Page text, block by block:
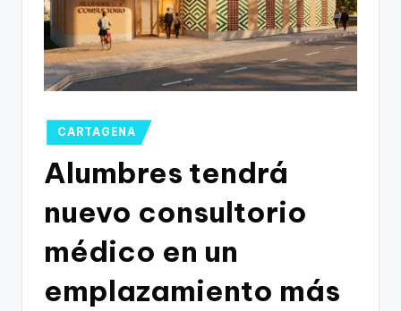
Cartagena,
Publicado
en
CARTAGENA
Alumbres tendrá
nuevo consultorio
médico en un
emplazamiento más